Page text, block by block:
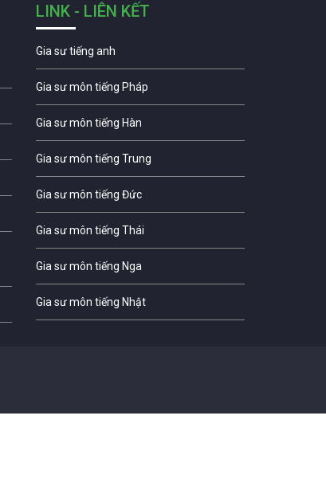
LINK - LIÊN KẾT
Gia sư tiếng anh
Gia sư môn tiếng Pháp
Gia sư môn tiếng Hàn
Gia sư môn tiếng Trung
Gia sư môn tiếng Đức
Gia sư môn tiếng Thái
Gia sư môn tiếng Nga
Gia sư môn tiếng Nhật